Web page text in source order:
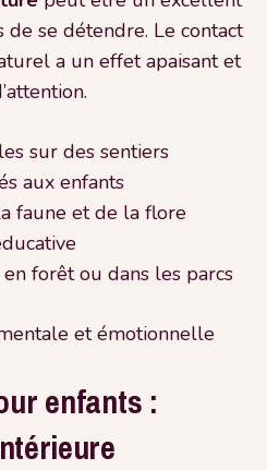
se détendre. Le contact
a un effet apaisant et
sur des sentiers
aux enfants
faune et de la flore
forêt ou dans les parcs
et émotionnelle
enfants :